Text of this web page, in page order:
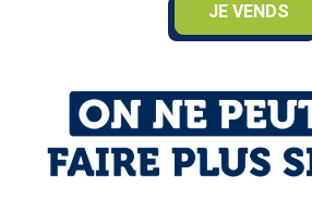
JE VENDS